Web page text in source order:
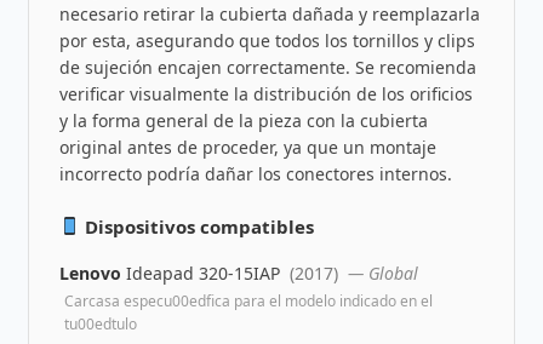
necesario retirar la cubierta dañada y reemplazarla
por esta, asegurando que todos los tornillos y clips
de sujeción encajen correctamente. Se recomienda
verificar visualmente la distribución de los orificios
y la forma general de la pieza con la cubierta
original antes de proceder, ya que un montaje
incorrecto podría dañar los conectores internos.
Dispositivos compatibles
Lenovo Ideapad 320-15IAP (2017) — Global
Carcasa especu00edfica para el modelo indicado en el
tu00edtulo